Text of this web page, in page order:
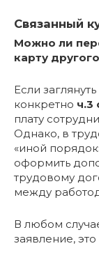
Связанный
Можно ли
карту
Если
конкретно ч.3
плату
Однако, в
«иной
оформить
трудовому
между
В любом
заявление, это